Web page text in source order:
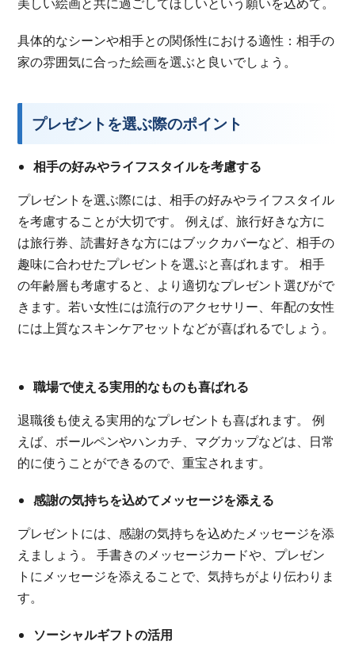
具体的なシーンや相手との関係性における適性：相手の
家の雰囲気に合った絵画を選ぶと良いでしょう。
プレゼントを選ぶ際のポイント
相手の好みやライフスタイルを考慮する
プレゼントを選ぶ際には、相手の好みやライフスタイル
を考慮することが大切です。 例えば、旅行好きな方に
は旅行券、読書好きな方にはブックカバーなど、相手の
趣味に合わせたプレゼントを選ぶと喜ばれます。 相手
の年齢層も考慮すると、より適切なプレゼント選びがで
きます。若い女性には流行のアクセサリー、年配の女性
には上質なスキンケアセットなどが喜ばれるでしょう。
職場で使える実用的なものも喜ばれる
退職後も使える実用的なプレゼントも喜ばれます。 例
えば、ボールペンやハンカチ、マグカップなどは、日常
的に使うことができるので、重宝されます。
感謝の気持ちを込めてメッセージを添える
プレゼントには、感謝の気持ちを込めたメッセージを添
えましょう。 手書きのメッセージカードや、プレゼン
トにメッセージを添えることで、気持ちがより伝わりま
す。
ソーシャルギフトの活用